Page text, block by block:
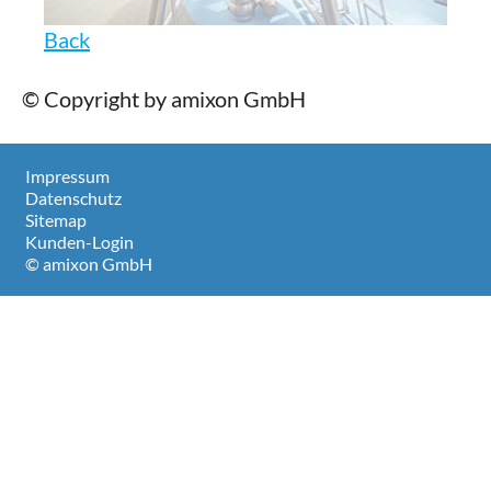
Back
© Copyright by amixon GmbH
Impressum
Datenschutz
Sitemap
Kunden-Login
© amixon GmbH